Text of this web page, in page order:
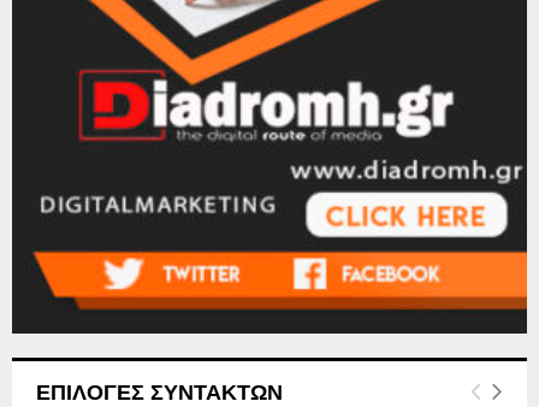
ΕΠΙΛΟΓΕΣ ΣΥΝΤΑΚΤΩΝ